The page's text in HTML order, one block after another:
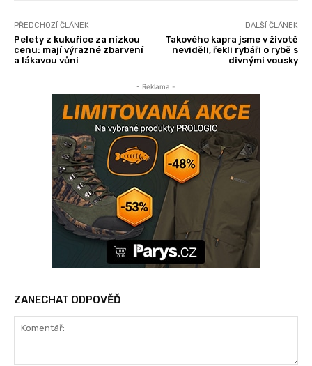
PŘEDCHOZÍ ČLÁNEK
Pelety z kukuřice za nízkou
cenu: mají výrazné zbarvení
a lákavou vůni
DALŠÍ ČLÁNEK
Takového kapra jsme v životě
neviděli, řekli rybáři o rybě s
divnými vousky
- Reklama -
ZANECHAT ODPOVĚĎ